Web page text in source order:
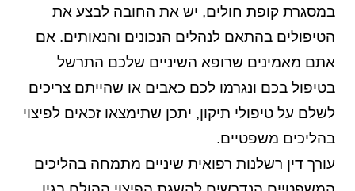
במסגרת קופת חולים, יש את החובה לבצע את
הטיפולים בהתאם לנהלים הנכונים והנאותים. אם
אתם מאמינים שרופא השיניים שלכם התרשל
בטיפול בכם ונגרמו לכם כאבים או שהייתם צריכים
לשלם על טיפולי תיקון, יתכן שתימצאו זכאים לפיצוי
בהליכים משפטיים.
עורך דין רשלנות רפואית שיניים מתמחה בהליכים